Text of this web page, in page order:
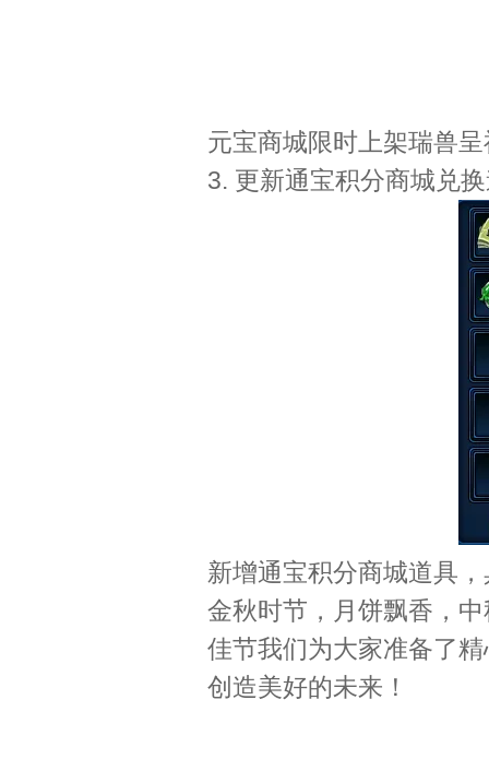
元宝商城限时上架瑞兽
3. 更新通宝积分商城兑
新增通宝积分商城道具
金秋时节，月饼飘香，
佳节我们为大家准备了
创造美好的未来！